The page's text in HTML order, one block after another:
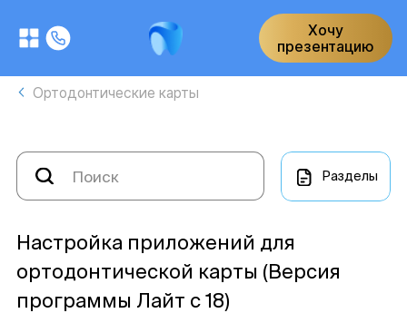
Хочу
презентацию
Ортодонтические карты
Разделы
Настройка приложений для
ортодонтической карты (Версия
программы Лайт с 18)